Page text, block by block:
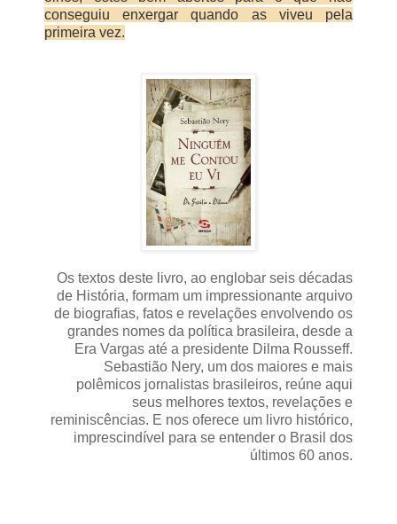
conseguiu enxergar quando as viveu pela
primeira vez.
Os textos deste livro, ao englobar seis décadas
de História, formam um impressionante arquivo
de biografias, fatos e revelações envolvendo os
grandes nomes da política brasileira, desde a
Era Vargas até a presidente Dilma Rousseff.
Sebastião Nery, um dos maiores e mais
polêmicos jornalistas brasileiros, reúne aqui
seus melhores textos, revelações e
reminiscências. E nos oferece um livro histórico,
imprescindível para se entender o Brasil dos
últimos 60 anos.